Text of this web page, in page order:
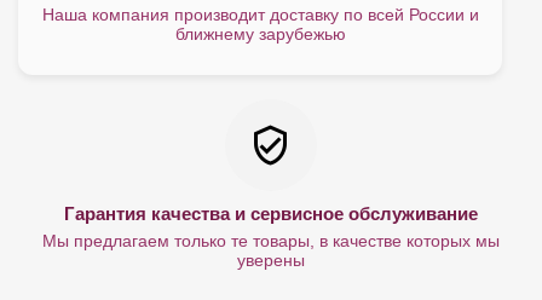
Наша компания производит доставку по всей России и
ближнему зарубежью
Гарантия качества и сервисное обслуживание
Мы предлагаем только те товары, в качестве которых мы
уверены